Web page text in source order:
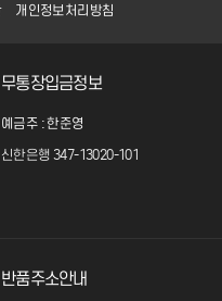
개인정보처리방침
무통장입금정보
예금주 : 한준영
신한은행 347-13020-101
반품주소안내